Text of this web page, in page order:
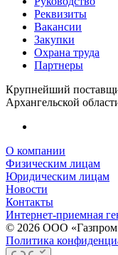
Реквизиты
Вакансии
Закупки
Охрана труда
Партнеры
Крупнейший
Архангельской
О компании
Физическим лицам
Юридическим лицам
Новости
Контакты
Интернет-приемная
© 2026 ООО «Газпром
Политика